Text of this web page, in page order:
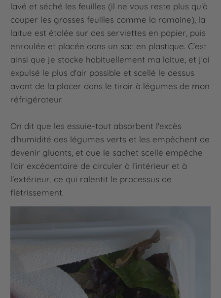
lavé et séché les feuilles (il ne vous reste plus qu'à
couper les grosses feuilles comme la romaine), la
laitue est étalée sur des serviettes en papier, puis
enroulée et placée dans un sac en plastique. C'est
ainsi que je stocke habituellement ma laitue, et j'ai
expulsé le plus d'air possible et scellé le dessus
avant de la placer dans le tiroir à légumes de mon
réfrigérateur.
On dit que les essuie-tout absorbent l'excès
d'humidité des légumes verts et les empêchent de
devenir gluants, et que le sachet scellé empêche
l'air excédentaire de circuler à l'intérieur et à
l'extérieur, ce qui ralentit le processus de
flétrissement.